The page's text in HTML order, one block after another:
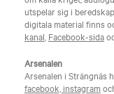
utspelar sig i
digitala material finns
kanal Facebook-sida
Arsenalen
Arsenalen i Strängnäs
facebook, instagram